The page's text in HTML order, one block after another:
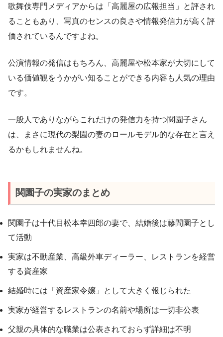
歌舞伎専門メディアからは「高麗屋の広報担当」と評され
ることもあり、写真のセンスの良さや情報発信力が高く評
価されているんですよね。
公演情報の発信はもちろん、高麗屋や松本家が大切にして
いる価値観をうかがい知ることができる内容も人気の理由
です。
一般人でありながらこれだけの発信力を持つ関園子さん
は、まさに現代の梨園の妻のロールモデル的な存在と言え
るかもしれませんね。
関園子の実家のまとめ
関園子は十代目松本幸四郎の妻で、結婚後は藤間園子とし
て活動
実家は不動産業、高級外車ディーラー、レストランを経営
する資産家
結婚時には「資産家令嬢」として大きく報じられた
実家が経営するレストランの名前や場所は一切非公表
父親の具体的な職業は公表されておらず詳細は不明